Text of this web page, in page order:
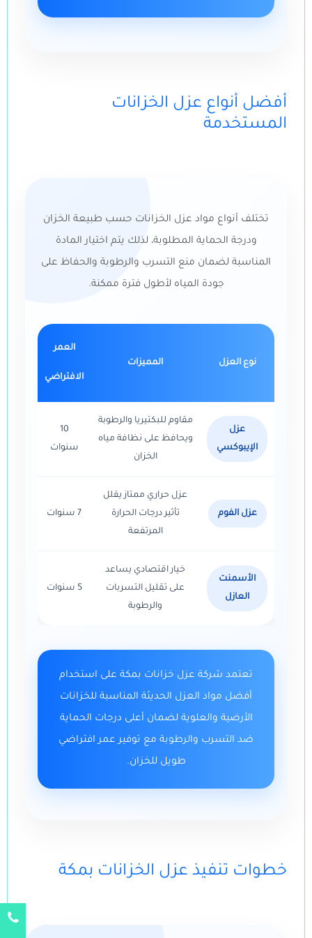
أفضل أنواع عزل الخزانات
المستخدمة
تختلف أنواع مواد عزل الخزانات حسب طبيعة الخزان
ودرجة الحماية المطلوبة، لذلك يتم اختيار المادة
المناسبة لضمان منع التسرب والرطوبة والحفاظ على
جودة المياه لأطول فترة ممكنة.
نوع العزل المميزات
العمر
الافتراضي
عزل
الإيبوكسي
مقاوم للبكتيريا والرطوبة
ويحافظ على نظافة مياه
الخزان
10
سنوات
عزل الفوم
عزل حراري ممتاز يقلل
تأثير درجات الحرارة
المرتفعة
7 سنوات
الأسمنت
العازل
خيار اقتصادي يساعد
على تقليل التسربات
والرطوبة
5 سنوات
تعتمد شركة عزل خزانات بمكة على استخدام
أفضل مواد العزل الحديثة المناسبة للخزانات
الأرضية والعلوية لضمان أعلى درجات الحماية
ضد التسرب والرطوبة مع توفير عمر افتراضي
طويل للخزان.
خطوات تنفيذ عزل الخزانات بمكة